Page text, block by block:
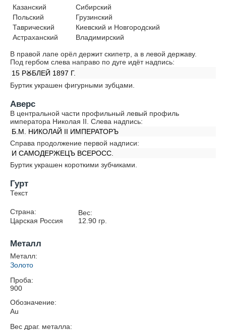
Казанский
Польский
Таврический
Астраханский
Сибирский
Грузинский
Киевский и Новгородский
Владимирский
В правой лапе орёл держит скипетр, а в левой державу.
Под гербом слева направо по дуге идёт надпись:
15 РꙊБЛЕЙ 1897 Г.
Буртик украшен фигурными зубцами.
Аверс
В центральной части профильный левый профиль
императора Николая II. Слева надпись:
Б.М. НИКОЛАЙ II ИМПЕРАТОРЪ
Справа продолжение первой надписи:
И САМОДЕРЖЕЦЪ ВСЕРОСС.
Буртик украшен короткими зубчиками.
Гурт
Текст
Страна:
Царская Россия
Вес:
12.90гр.
Металл
Металл:
Золото
Проба:
900
Обозначение:
Au
Вес драг. металла: